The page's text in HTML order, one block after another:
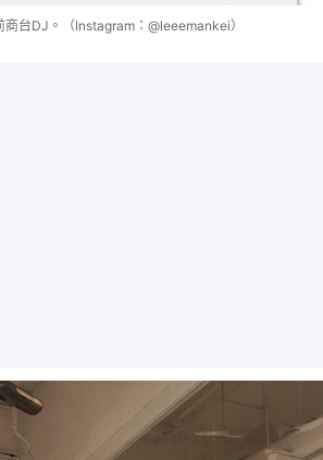
台DJ。（Instagram：@leeemankei）